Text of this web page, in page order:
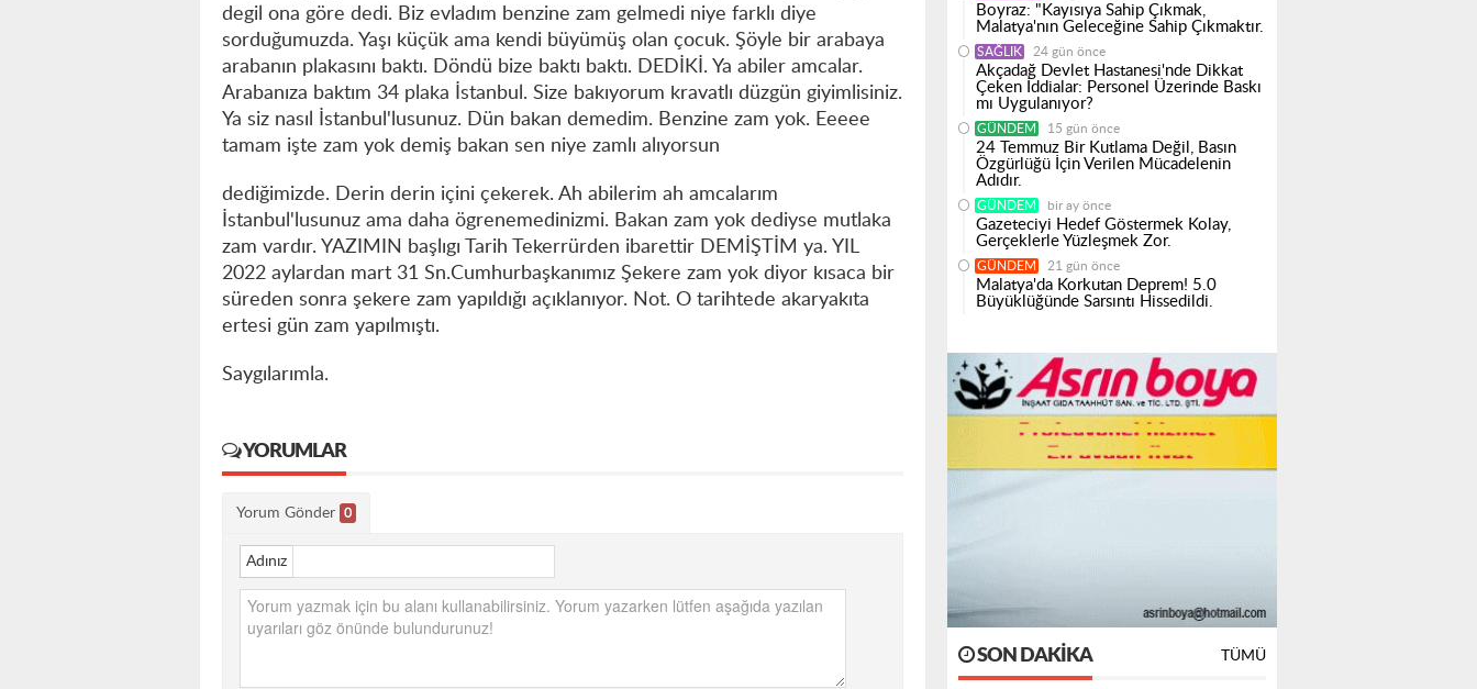
degil ona göre dedi. Biz evladım benzine zam gelmedi niye farklı diye
sorduğumuzda. Yaşı küçük ama kendi büyümüş olan çocuk. Şöyle bir arabaya
arabanın plakasını baktı. Döndü bize baktı baktı. DEDİKİ. Ya abiler amcalar.
Arabanıza baktım 34 plaka İstanbul. Size bakıyorum kravatlı düzgün giyimlisiniz.
Ya siz nasıl İstanbul'lusunuz. Dün bakan demedim. Benzine zam yok. Eeeee
tamam işte zam yok demiş bakan sen niye zamlı alıyorsun
dediğimizde. Derin derin içini çekerek. Ah abilerim ah amcalarım
İstanbul'lusunuz ama daha ögrenemedinizmi. Bakan zam yok dediyse mutlaka
zam vardır. YAZIMIN başlıgı Tarih Tekerrürden ibarettir DEMİŞTİM ya. YIL
2022 aylardan mart 31 Sn.Cumhurbaşkanımız Şekere zam yok diyor kısaca bir
süreden sonra şekere zam yapıldığı açıklanıyor. Not. O tarihtede akaryakıta
ertesi gün zam yapılmıştı.
Saygılarımla.
YORUMLAR
Yorum Gönder 0
Adınız
Boyraz: "Kayısıya Sahip Çıkmak,
Malatya'nın Geleceğine Sahip Çıkmaktır.
SAĞLIK 24 gün önce
Akçadağ Devlet Hastanesi'nde Dikkat
Çeken İddialar: Personel Üzerinde Baskı
mı Uygulanıyor?
GÜNDEM 15 gün önce
24 Temmuz Bir Kutlama Değil, Basın
Özgürlüğü İçin Verilen Mücadelenin
Adıdır.
GÜNDEM bir ay önce
Gazeteciyi Hedef Göstermek Kolay,
Gerçeklerle Yüzleşmek Zor.
GÜNDEM 21 gün önce
Malatya'da Korkutan Deprem! 5.0
Büyüklüğünde Sarsıntı Hissedildi.
SON DAKIKA TÜMÜ